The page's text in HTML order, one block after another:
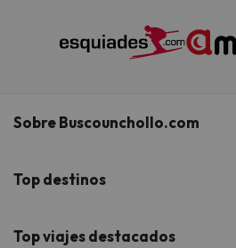
Sobre Buscounchollo.com
¿Quiénes somos?
Buscounchollo en los medios
Top destinos
Hoteles Andalucía
Top viajes destacados